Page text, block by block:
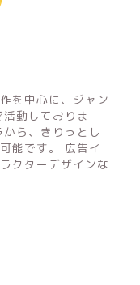
を中心に、ジャン
動しておりま
ら、きりっとし
能です。 広告イ
クターデザインな